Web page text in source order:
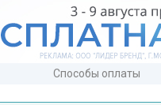
Способы оплаты